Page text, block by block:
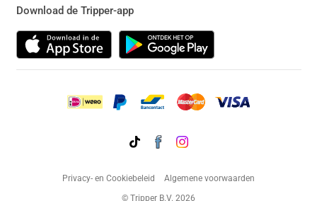
Download de Tripper-app
Privacy- en Cookiebeleid
Algemene voorwaarden
© Tripper B.V. 2026